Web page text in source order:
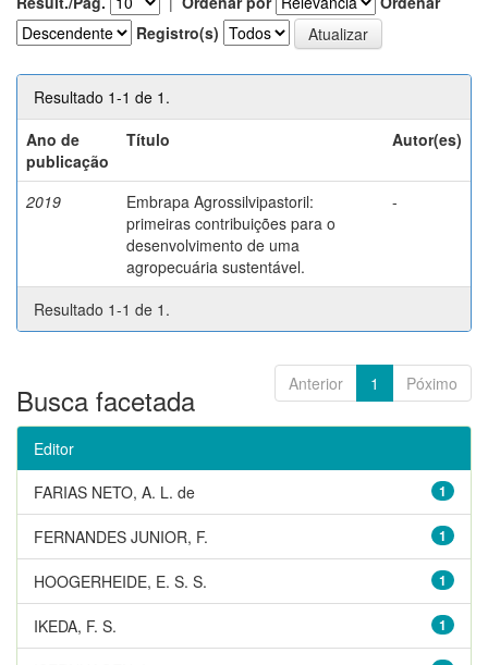
Registro(s)
Resultado 1-1 de 1.
Ano de
publicação
Título Autor(es)
2019
Embrapa Agrossilvipastoril:
primeiras contribuições para o
desenvolvimento de uma
agropecuária sustentável.
-
Resultado 1-1 de 1.
Anterior 1 Póximo
Busca facetada
Editor
1
FARIAS NETO, A. L. de
1
FERNANDES JUNIOR, F.
1
HOOGERHEIDE, E. S. S.
1
IKEDA, F. S.